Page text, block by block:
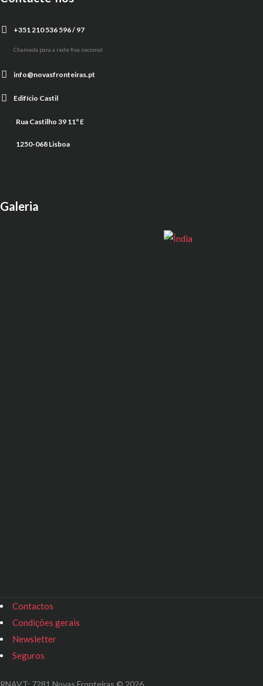
+351 210 536 596 / 97
Chamada para a rede fixa nacional
info@novasfronteiras.pt
Edifício Castil
Rua Castilho 39 11º E
1250-068 Lisboa
Galeria
Contactos
Condições gerais
Newsletter
Seguros
RNAVT: 7281 Novas Fronteiras © 2026